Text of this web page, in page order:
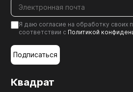
Квадрат
Я даю согласие на обработку своих
соответствии с Политикой
Подписаться